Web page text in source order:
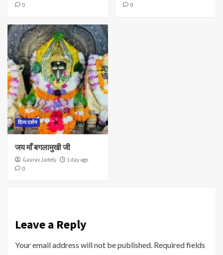
0
0
दिव्य दर्शन
जय माँ बगलामुखी जी
Gaurav Jaitely
1 day ago
0
Leave a Reply
Your email address will not be published. Required fields